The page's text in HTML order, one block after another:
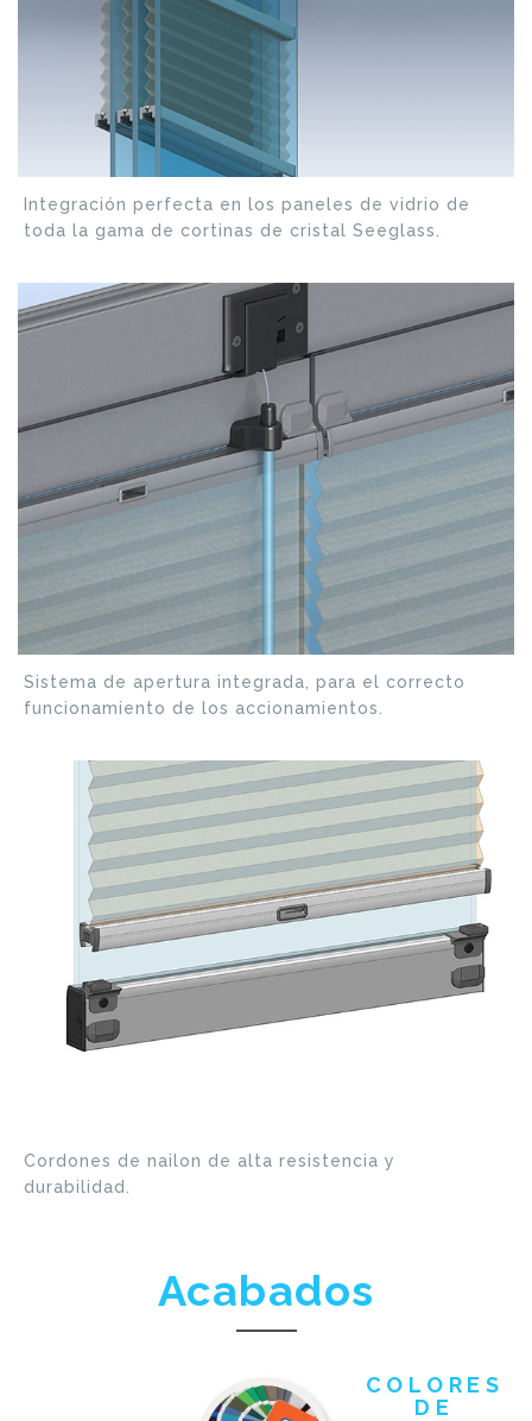
Integración perfecta en los paneles de vidrio de
toda la gama de cortinas de cristal Seeglass.
Sistema de apertura integrada, para el correcto
funcionamiento de los accionamientos.
Cordones de nailon de alta resistencia y
durabilidad.
Acabados
COLORES
DE